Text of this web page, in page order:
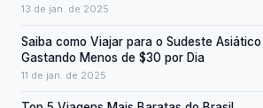
13 de jan. de 2025
Saiba como Viajar para o Sudeste Asiático
Gastando Menos de $30 por Dia
11 de jan. de 2025